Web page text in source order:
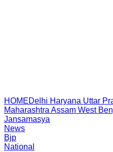
HOMEDelhi Haryana Uttar
Maharashtra Assam West
Jansamasya
News
Bjp
National